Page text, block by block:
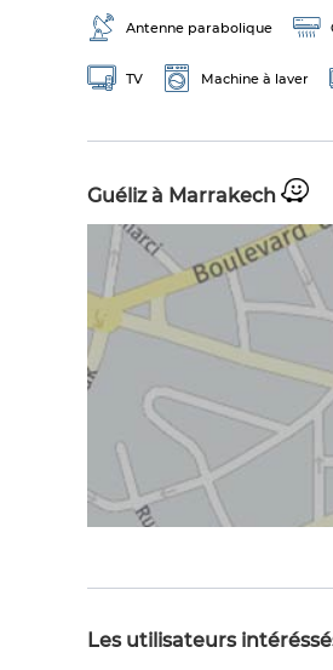
Antenne parabolique
TV Machine à laver
Guéliz à Marrakech
Les utilisateurs